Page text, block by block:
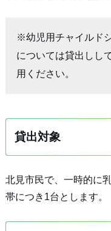
※幼児用チャイルド
については貸出しし
用ください。
貸出対象
北見市民で、一時的に
帯につき1台とします。